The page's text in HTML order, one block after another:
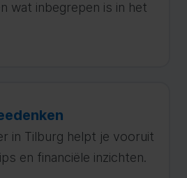
wat inbegrepen is in het
in Tilburg helpt je vooruit
en financiële inzichten.